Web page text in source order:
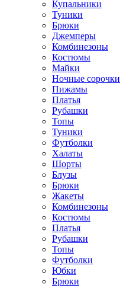
Купальники
Туники
Брюки
Джемперы
Комбинезоны
Костюмы
Майки
Ночные сорочки
Пижамы
Платья
Рубашки
Топы
Туники
Футболки
Халаты
Шорты
Блузы
Брюки
Жакеты
Комбинезоны
Костюмы
Платья
Рубашки
Топы
Футболки
Юбки
Брюки